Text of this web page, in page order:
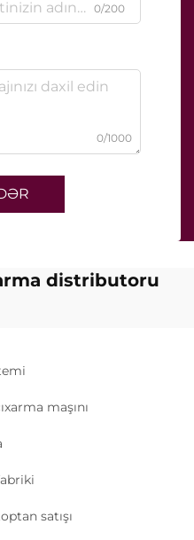
0/200
0/1000
distributoru
maşını
satışı